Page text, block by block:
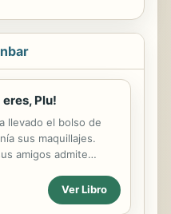
eres, Plu!
llevado el bolso de
sus maquillajes.
amigos admite
guapos!" --
Ver Libro